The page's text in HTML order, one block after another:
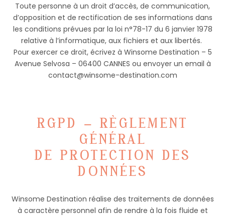
Toute personne à un droit d’accès, de communication,
d’opposition et de rectification de ses informations dans
les conditions prévues par la loi n°78-17 du 6 janvier 1978
relative à l’informatique, aux fichiers et aux libertés.
Pour exercer ce droit, écrivez à Winsome Destination – 5
Avenue Selvosa – 06400 CANNES ou envoyer un email à
contact@winsome-destination.com
RGPD – RÈGLEMENT
GÉNÉRAL
DE PROTECTION DES
DONNÉES
Winsome Destination réalise des traitements de données
à caractère personnel afin de rendre à la fois fluide et